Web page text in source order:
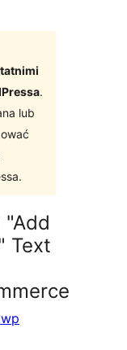
.
lub
"Add
Text